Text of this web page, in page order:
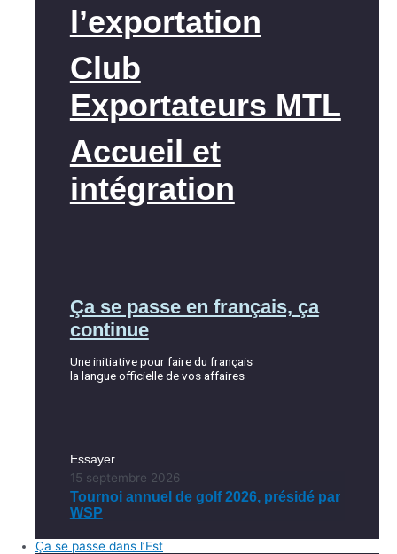
l’exportation
Club
Exportateurs MTL
Accueil et
intégration
Ça se passe en français, ça
continue
Une initiative pour faire du français
la langue officielle de vos affaires
Essayer
15 septembre 2026
Tournoi annuel de golf 2026, présidé par
WSP
Ça se passe dans l’Est